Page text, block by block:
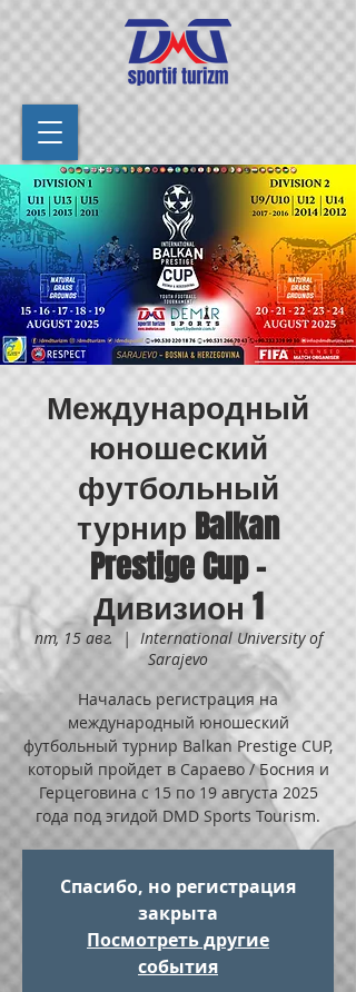
Международный
юношеский
футбольный
турнир Balkan
Prestige Cup -
Дивизион 1
пт, 15 авг.
  |
International University of
Sarajevo
Началась регистрация на
международный юношеский
футбольный турнир Balkan Prestige CUP,
который пройдет в Сараево / Босния и
Герцеговина с 15 по 19 августа 2025
года под эгидой DMD Sports Tourism.
Спасибо, но регистрация
закрыта
Посмотреть другие
события